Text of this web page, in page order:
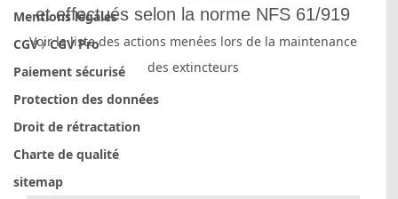
et effectués selon la norme NFS 61/919
Voir la liste des actions menées lors de la maintenance
des extincteurs
Mentions légales
CGV/CGV Pro
Paiement sécurisé
Protection des données
Droit de rétractation
Charte de qualité
sitemap